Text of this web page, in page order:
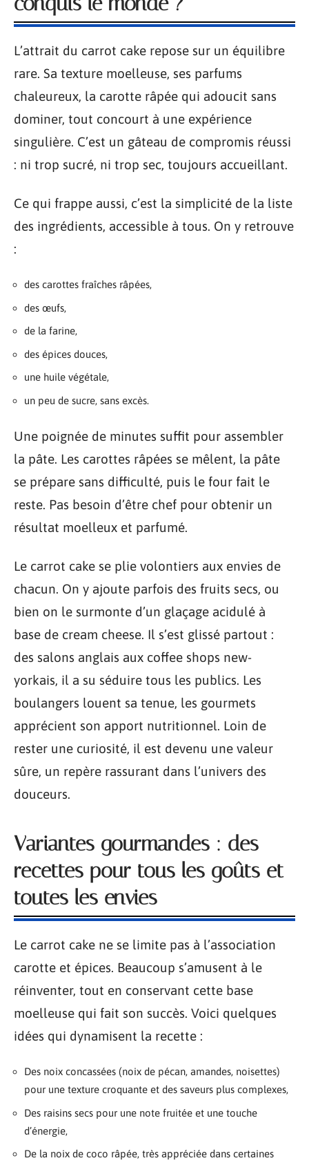
L’attrait du carrot cake repose sur un équilibre
rare. Sa texture moelleuse, ses parfums
chaleureux, la carotte râpée qui adoucit sans
dominer, tout concourt à une expérience
singulière. C’est un gâteau de compromis réussi
: ni trop sucré, ni trop sec, toujours accueillant.
Ce qui frappe aussi, c’est la simplicité de la liste
des ingrédients, accessible à tous. On y retrouve
:
des carottes fraîches râpées,
des œufs,
de la farine,
des épices douces,
une huile végétale,
un peu de sucre, sans excès.
Une poignée de minutes suffit pour assembler
la pâte. Les carottes râpées se mêlent, la pâte
se prépare sans difficulté, puis le four fait le
reste. Pas besoin d’être chef pour obtenir un
résultat moelleux et parfumé.
Le carrot cake se plie volontiers aux envies de
chacun. On y ajoute parfois des fruits secs, ou
bien on le surmonte d’un glaçage acidulé à
base de cream cheese. Il s’est glissé partout :
des salons anglais aux coffee shops new-
yorkais, il a su séduire tous les publics. Les
boulangers louent sa tenue, les gourmets
apprécient son apport nutritionnel. Loin de
rester une curiosité, il est devenu une valeur
sûre, un repère rassurant dans l’univers des
douceurs.
Variantes gourmandes : des
recettes pour tous les goûts et
toutes les envies
Le carrot cake ne se limite pas à l’association
carotte et épices. Beaucoup s’amusent à le
réinventer, tout en conservant cette base
moelleuse qui fait son succès. Voici quelques
idées qui dynamisent la recette :
Des noix concassées (noix de pécan, amandes, noisettes)
pour une texture croquante et des saveurs plus complexes,
Des raisins secs pour une note fruitée et une touche
d’énergie,
De la noix de coco râpée, très appréciée dans certaines